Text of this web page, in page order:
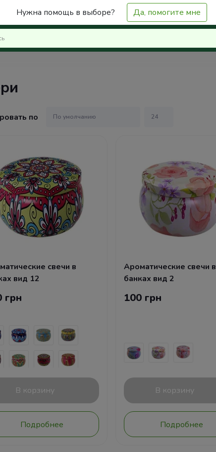
Нужна помощь в выборе? Да, помогите мне
по
свечи в
вид 12
грн
В корзину
Подробнее
Ароматические свечи в
банках вид 2
100 грн
В корзину
Подробнее